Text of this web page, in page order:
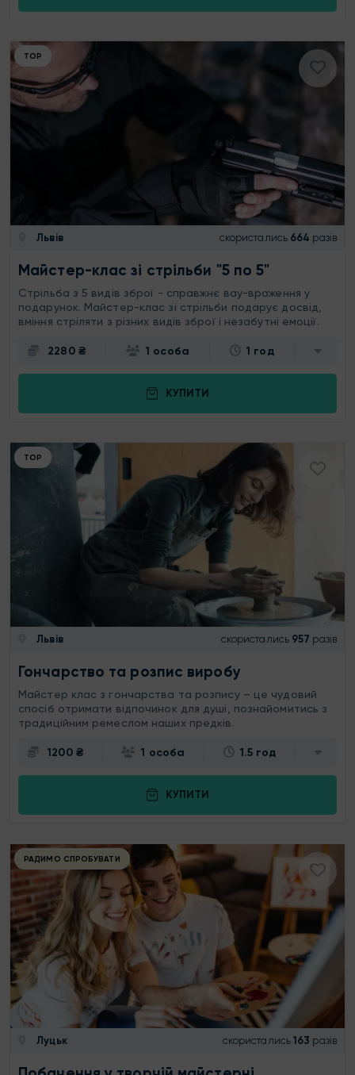
ТОР
Львів скористались 664 разів
Майстер-клас зі стрільби "5 по 5"
Стрільба з 5 видів зброї - справжнє вау-враження у
подарунок. Майстер-клас зі стрільби подарує досвід,
вміння стріляти з різних видів зброї і незабутні емоції.
2280 ₴ 1 особа 1 год
КУПИТИ
ТОР
Львів скористались 957 разів
Гончарство та розпис виробу
Майстер клас з гончарства та розпису – це чудовий
спосіб отримати відпочинок для душі, познайомитись з
традиційним ремеслом наших предків.
1200 ₴ 1 особа 1.5 год
КУПИТИ
РАДИМО СПРОБУВАТИ
Луцьк скористались 163 разів